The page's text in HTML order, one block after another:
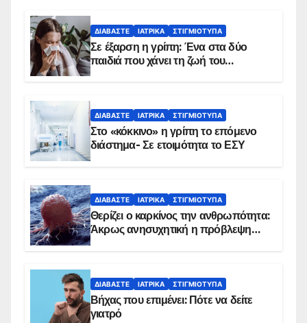
ΔΙΑΒΆΣΤΕ ΙΑΤΡΙΚΆ ΣΤΙΓΜΙΌΤΥΠΑ
Σε έξαρση η γρίπη: Ένα στα δύο
παιδιά που χάνει τη ζωή του
ΔΙΑΒΆΣΤΕ ΙΑΤΡΙΚΆ ΣΤΙΓΜΙΌΤΥΠΑ
Στο «κόκκινο» η γρίπη το επόμενο
διάστημα- Σε ετοιμότητα το ΕΣΥ
ΔΙΑΒΆΣΤΕ ΙΑΤΡΙΚΆ ΣΤΙΓΜΙΌΤΥΠΑ
Θερίζει ο καρκίνος την ανθρωπότητα:
Άκρως ανησυχητική η πρόβλεψη…
ΔΙΑΒΆΣΤΕ ΙΑΤΡΙΚΆ ΣΤΙΓΜΙΌΤΥΠΑ
Βήχας που επιμένει: Πότε να δείτε
γιατρό